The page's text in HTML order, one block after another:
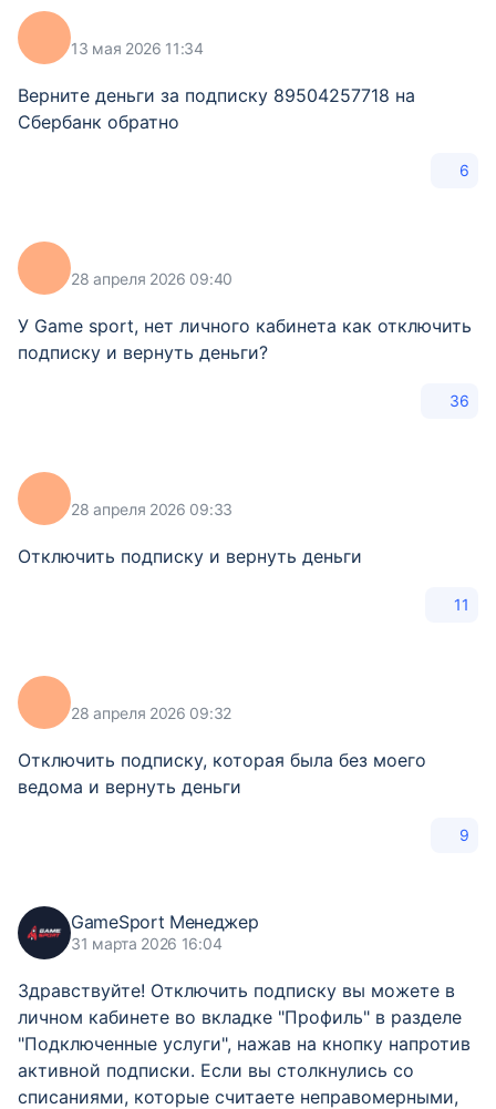
13 мая 2026 11:34
Верните деньги за подписку 89504257718 на
Сбербанк обратно
6
28 апреля 2026 09:40
У Game sport, нет личного кабинета как отключить
подписку и вернуть деньги?
36
28 апреля 2026 09:33
Отключить подписку и вернуть деньги
11
28 апреля 2026 09:32
Отключить подписку, которая была без моего
ведома и вернуть деньги
9
GameSport Менеджер
31 марта 2026 16:04
Здравствуйте! Отключить подписку вы можете в
личном кабинете во вкладке "Профиль" в разделе
"Подключенные услуги", нажав на кнопку напротив
активной подписки. Если вы столкнулись со
списаниями, которые считаете неправомерными,